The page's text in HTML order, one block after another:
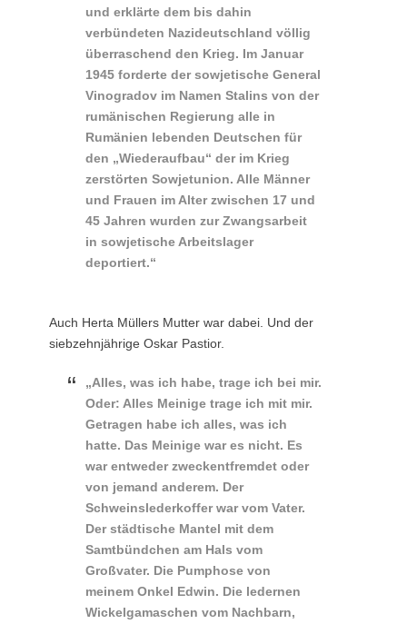
und erklärte dem bis dahin
verbündeten Nazideutschland völlig
überraschend den Krieg. Im Januar
1945 forderte der sowjetische General
Vinogradov im Namen Stalins von der
rumänischen Regierung alle in
Rumänien lebenden Deutschen für
den „Wiederaufbau“ der im Krieg
zerstörten Sowjetunion. Alle Männer
und Frauen im Alter zwischen 17 und
45 Jahren wurden zur Zwangsarbeit
in sowjetische Arbeitslager
deportiert.“
Auch Herta Müllers Mutter war dabei. Und der
siebzehnjährige Oskar Pastior.
„Alles, was ich habe, trage ich bei mir.
Oder: Alles Meinige trage ich mit mir.
Getragen habe ich alles, was ich
hatte. Das Meinige war es nicht. Es
war entweder zweckentfremdet oder
von jemand anderem. Der
Schweinslederkoffer war vom Vater.
Der städtische Mantel mit dem
Samtbündchen am Hals vom
Großvater. Die Pumphose von
meinem Onkel Edwin. Die ledernen
Wickelgamaschen vom Nachbarn,